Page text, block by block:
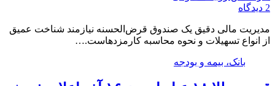
2 دیدگاه
مدیریت مالی دقیق یک صندوق قرض‌الحسنه نیازمند شناخت عمیق
از انواع تسهیلات و نحوه محاسبه کارمزدهاست.…
بانک، بیمه و بودجه